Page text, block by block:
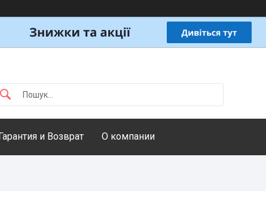
и Возврат О компании